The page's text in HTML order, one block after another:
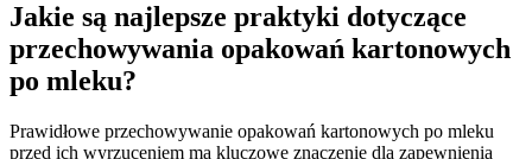
Jakie są najlepsze praktyki dotyczące
przechowywania opakowań kartonowych
po mleku?
Prawidłowe przechowywanie opakowań kartonowych po mleku
przed ich wyrzuceniem ma kluczowe znaczenie dla zapewnienia